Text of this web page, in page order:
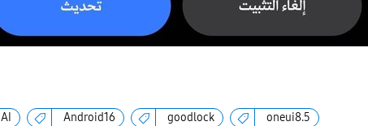
AI Android16 goodlock oneui8.5